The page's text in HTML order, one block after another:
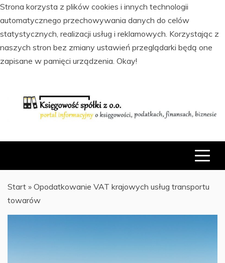
Strona korzysta z plików cookies i innych technologii
automatycznego przechowywania danych do celów
statystycznych, realizacji usług i reklamowych. Korzystając z
naszych stron bez zmiany ustawień przeglądarki będą one
zapisane w pamięci urządzenia. Okay!
FINANSACH I BIZNESIE
Start » Opodatkowanie VAT krajowych usług transportu
towarów